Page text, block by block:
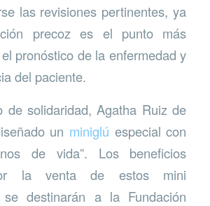
las revisiones pertinentes, ya
precoz es el punto más
pronóstico de la enfermedad y
del paciente.
de solidaridad, Agatha Ruiz de
un miniglú especial con
de vida”. Los beneficios
la venta de estos mini
se destinarán a la Fundación